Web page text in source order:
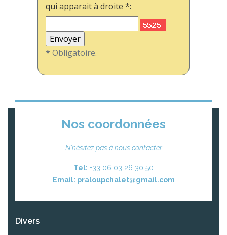
qui apparait à droite *:
* Obligatoire.
Nos coordonnées
N'hésitez pas à nous contacter
Tel: +33 06 03 26 30 50
Email: praloupchalet@gmail.com
Divers